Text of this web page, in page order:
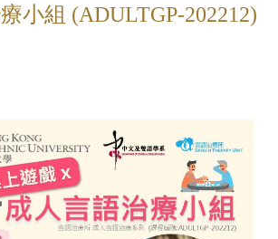
小組 (ADULTGP-202212)